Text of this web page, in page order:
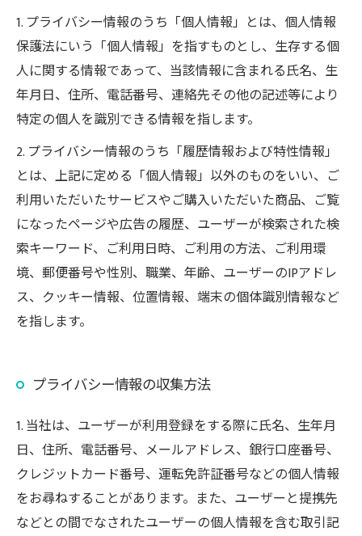
1. プライバシー情報のうち「個人情報」とは、個人情報
保護法にいう「個人情報」を指すものとし、生存する個
人に関する情報であって、当該情報に含まれる氏名、生
年月日、住所、電話番号、連絡先その他の記述等により
特定の個人を識別できる情報を指します。
2. プライバシー情報のうち「履歴情報および特性情報」
とは、上記に定める「個人情報」以外のものをいい、ご
利用いただいたサービスやご購入いただいた商品、ご覧
になったページや広告の履歴、ユーザーが検索された検
索キーワード、ご利用日時、ご利用の方法、ご利用環
境、郵便番号や性別、職業、年齢、ユーザーのIPアドレ
ス、クッキー情報、位置情報、端末の個体識別情報など
を指します。
プライバシー情報の収集方法
1. 当社は、ユーザーが利用登録をする際に氏名、生年月
日、住所、電話番号、メールアドレス、銀行口座番号、
クレジットカード番号、運転免許証番号などの個人情報
をお尋ねすることがあります。また、ユーザーと提携先
などとの間でなされたユーザーの個人情報を含む取引記